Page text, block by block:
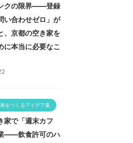
クの限界——登録
い合わせゼロ」が
、京都の空き家を
に本当に必要なこ
をつくるアイデア集
家で「週末カフ
——飲食許可のハ